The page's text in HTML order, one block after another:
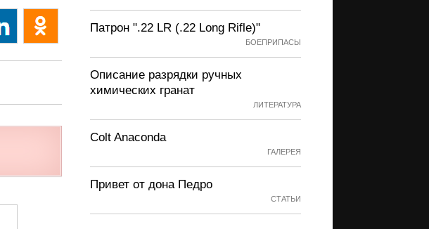
Патрон ".22 LR (.22 Long Rifle)"
БОЕПРИПАСЫ
Описание разрядки ручных
химических гранат
ЛИТЕРАТУРА
Colt Anaconda
ГАЛЕРЕЯ
Привет от дона Педро
СТАТЬИ